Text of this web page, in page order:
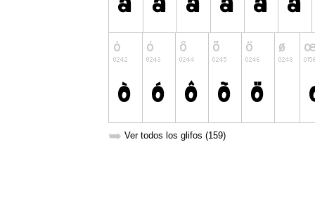
➥ Ver todos los glifos (159)